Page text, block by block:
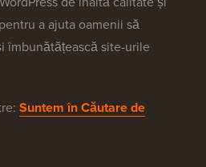
gratuit de resurse WordPress
principal al acestui site
de înaltă calitate și